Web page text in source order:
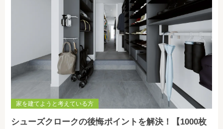
家を建てようと考えている方
シューズクロークの後悔ポイントを解決！【1000枚